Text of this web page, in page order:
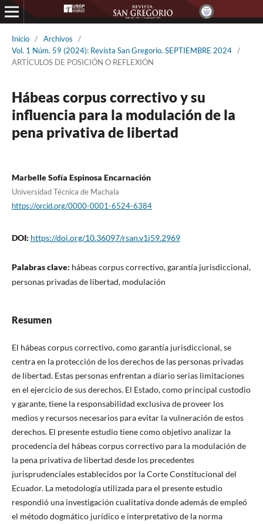
Inicio / Archivos
/
Vol. 1 Núm. 59 (2024): Revista San Gregorio. SEPTIEMBRE 2024 /
ARTÍCULOS DE POSICIÓN O REFLEXIÓN
Hábeas corpus correctivo y su
influencia para la modulación de la
pena privativa de libertad
Marbelle Sofía Espinosa Encarnación
Universidad Técnica de Machala
https://orcid.org/0000-0001-6524-6384
DOI: https://doi.org/10.36097/rsan.v1i59.2969
Palabras clave: hábeas corpus correctivo, garantía jurisdiccional,
personas privadas de libertad, modulación
Resumen
El hábeas corpus correctivo, como garantía jurisdiccional, se
centra en la protección de los derechos de las personas privadas
de libertad. Estas personas enfrentan a diario serias limitaciones
en el ejercicio de sus derechos. El Estado, como principal custodio
y garante, tiene la responsabilidad exclusiva de proveer los
medios y recursos necesarios para evitar la vulneración de estos
derechos. El presente estudio tiene como objetivo analizar la
procedencia del hábeas corpus correctivo para la modulación de
la pena privativa de libertad desde los precedentes
jurisprudenciales establecidos por la Corte Constitucional del
Ecuador. La metodología utilizada para el presente estudio
respondió una investigación cualitativa donde además de empleó
el método dogmático jurídico e interpretativo de la norma